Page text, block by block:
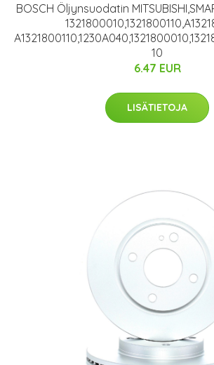
BOSCH Öljynsuodatin
10
6.47 EUR
LISÄTIETOJA